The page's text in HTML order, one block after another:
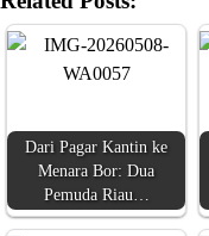
Dari Pagar Kantin ke
Menara Bor: Dua
Pemuda Riau…